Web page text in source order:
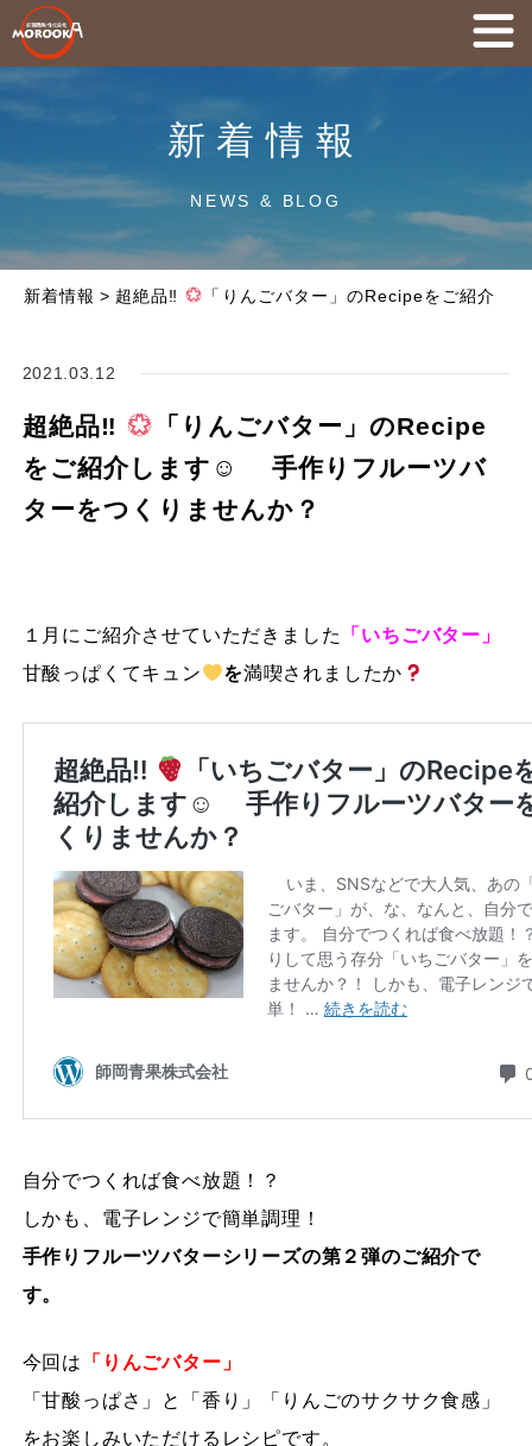
新着情報
NEWS & BLOG
新着情報 > 超絶品‼ 「りんごバター」のRecipeをご紹介
2021.03.12
超絶品‼
「りんごバター」のRecipe
をご紹介します☺ 手作りフルーツバ
ターをつくりませんか？
１月にご紹介させていただきました
「いちごバター」
甘酸っぱくてキュン
を満喫されましたか
自分でつくれば食べ放題！？
しかも、電子レンジで簡単調理！
手作りフルーツバターシリーズの第２弾のご紹介で
す。
今回は
「りんごバター」
「甘酸っぱさ」と「香り」「りんごのサクサク食感」
をお楽しみいただけるレシピです。